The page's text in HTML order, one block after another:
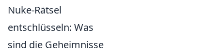
Nuke-Rätsel
entschlüsseln: Was
sind die Geheimnisse